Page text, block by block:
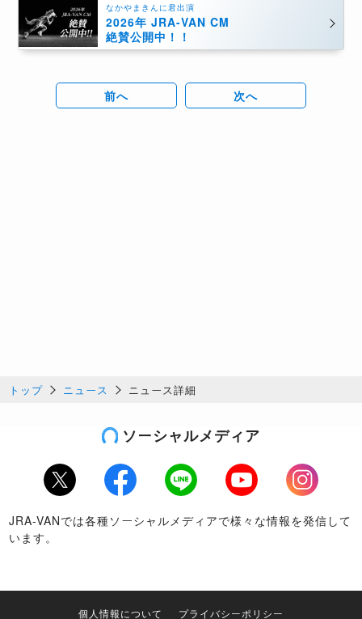
なかやまきんに君出演
2026年 JRA-VAN CM
絶賛公開中！！
前へ 次へ
トップ ニュース ニュース詳細
ソーシャルメディア
Twitter Facebook LINE Youtube
Instagram
JRA-VANでは各種ソーシャルメディアで様々な情報を発信して
います。
個人情報について プライバシーポリシー